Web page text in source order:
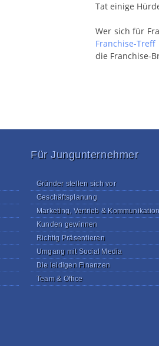
Tat einige
Wer sich für
Franchise-Treff
die Franchise-
Für Jungunternehmer
Gründer stellen sich vor
Geschäftsplanung
Marketing, Vertrieb &
Kunden gewinnen
Richtig Präsentieren
Umgang mit Social Media
Die leidigen Finanzen
Team & Office